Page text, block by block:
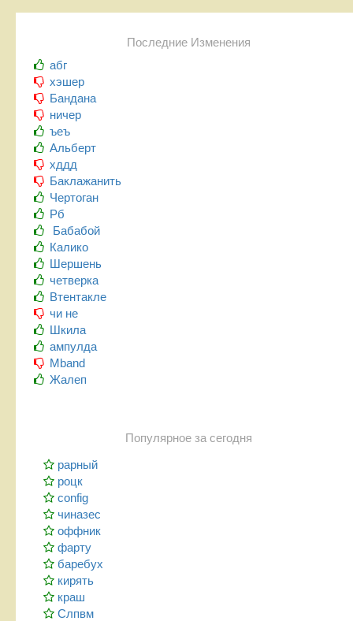
Последние Изменения
абг
хэшер
Бандана
ничер
ъеъ
Альберт
хддд
Баклажанить
Чертоган
Рб
Бабабой
Калико
Шершень
четверка
Втентакле
чи не
Шкила
ампулда
Mband
Жалеп
Популярное за сегодня
рарный
роцк
config
чиназес
оффник
фарту
баребух
кирять
краш
Слпвм